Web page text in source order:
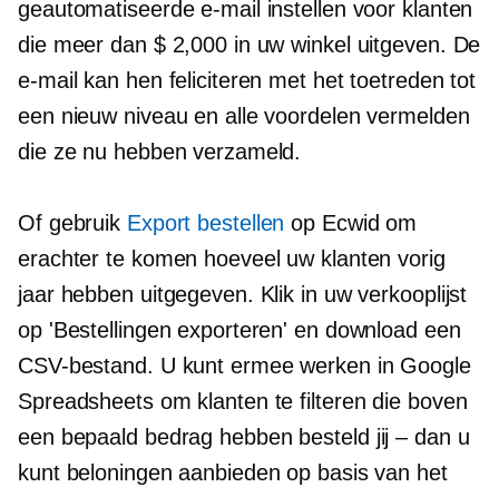
geautomatiseerde e-mail instellen voor klanten
die meer dan $ 2,000 in uw winkel uitgeven. De
e-mail kan hen feliciteren met het toetreden tot
een nieuw niveau en alle voordelen vermelden
die ze nu hebben verzameld.
Of gebruik Export bestellen op Ecwid om
erachter te komen hoeveel uw klanten vorig
jaar hebben uitgegeven. Klik in uw verkooplijst
op 'Bestellingen exporteren' en download een
CSV-bestand. U kunt ermee werken in Google
Spreadsheets om klanten te filteren die boven
een bepaald bedrag hebben besteld jij – dan u
kunt beloningen aanbieden op basis van het